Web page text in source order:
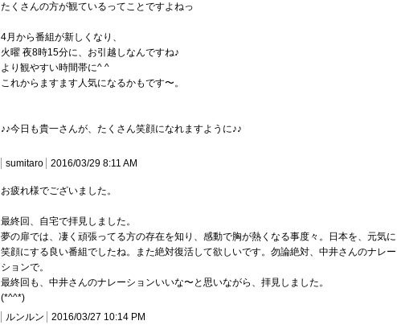
たくさんの方が観ているってことですよねっ
4月から番組が新しくなり、
火曜 夜8時15分に、お引越しなんですね♪
より観やすい時間帯に^ ^
これからますます人気になるかもです〜。
♪♪今日も貴一さんが、たくさん笑顔になれますように♪♪
sumitaro 2016/03/29 8:11 AM
お疲れ様でございました。
最終回、自宅で拝見しました。
夢の扉では、凄く頑張ってる方の存在を知り、感動で胸が熱くなる事度々。日本を、元気に
笑顔にする良い番組でしたね。また絶対復活して欲しいです。勿論絶対、中井さんのナレー
ションで。
最終回も、中井さんのナレーションいいな〜と思いながら、拝見しました。
(*^^*)
ルンルン
2016/03/27 10:14 PM